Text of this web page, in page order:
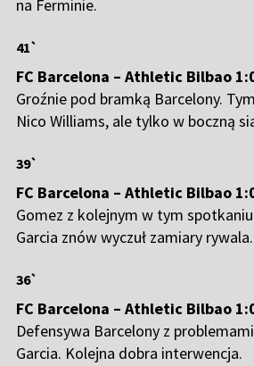
na Ferminie.
41`
FC Barcelona – Athletic Bilbao
Groźnie pod bramką Barcelony.
Nico Williams, ale tylko w boczną
39`
FC Barcelona – Athletic Bilbao
Gomez z kolejnym w tym
Garcia znów wyczuł zamiary rywala.
36`
FC Barcelona – Athletic Bilbao
Defensywa Barcelony z
Garcia. Kolejna dobra interwencja.